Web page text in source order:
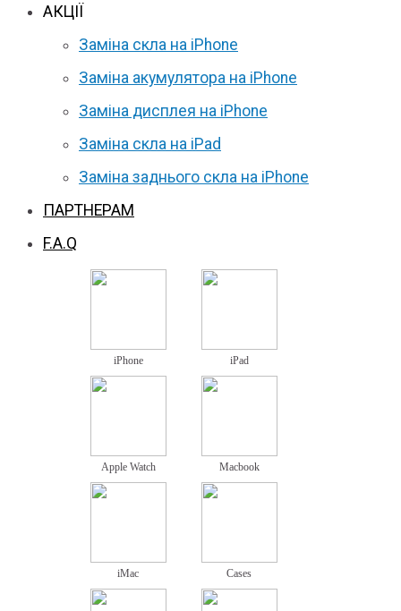
АКЦІЇ
Заміна скла на iPhone
Заміна акумулятора на iPhone
Заміна дисплея на iPhone
Заміна скла на iPad
Заміна заднього скла на iPhone
ПАРТНЕРАМ
F.A.Q
iPhone iPad
Apple Watch Macbook
iMac Cases